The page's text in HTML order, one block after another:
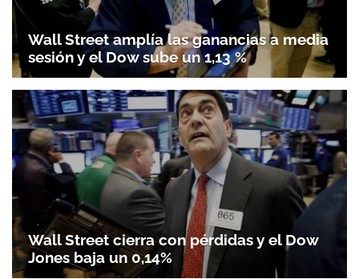
Wall Street amplía las ganancias a media
sesión y el Dow sube un 1,13 %
Wall Street cierra con pérdidas y el Dow
Jones baja un 0,14%